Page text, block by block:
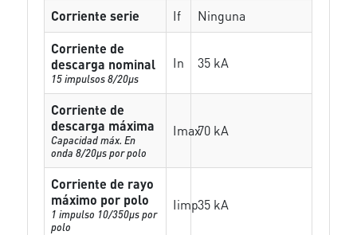
Corriente serie If
Ninguna
Corriente de
descarga nominal
15 impulsos 8/20µs
In 35 kA
Corriente de
descarga máxima
Capacidad máx. En
onda 8/20µs por polo
Imax70 kA
Corriente de rayo
máximo por polo
1 impulso 10/350µs por
polo
Iimp35 kA